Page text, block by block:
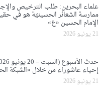
علماء البحرين: طلب الترخيص
ممارسة الشعائر الحسينيّة هو في
الإمام الحسين «ع»
21 يونيو 2026
إحياء عاشوراء من خلال «الشبكة
21 يونيو 2026